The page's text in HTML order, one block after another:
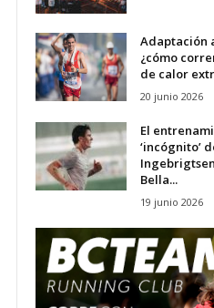
Adaptación
¿cómo
de calor
20 junio 2026
El
‘incógnito’
Bella...
19 junio 2026